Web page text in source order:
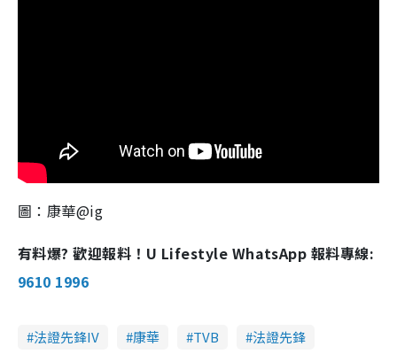
圖：康華@ig
有料爆? 歡迎報料！U Lifestyle WhatsApp 報料專線:
9610 1996
法證先鋒IV 康華 TVB
法證先鋒